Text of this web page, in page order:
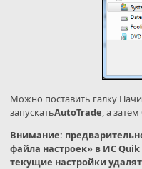
Можно поставить галку
запускатьAutoTrade, а затем
Внимание:
файла настроек» в ИС
текущие настройки